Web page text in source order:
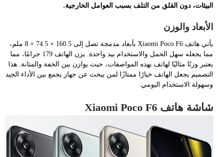
البيئات، دون القلق من التلف بسبب العوامل الخارجية.
الأبعاد والوزن
يأتي هاتف Xiaomi Poco F6 بأبعاد مدمجة تصل إلى 160.5 × 74.5 × 8 ملم،
مما يجعله سهل الحمل والاستخدام بيد واحدة. يزن الهاتف 179 جرامًا، مما
يعتبر وزنًا مثاليًا لهاتف بهذه المواصفات، حيث يوازن بين الخفة والمتانة. هذا
التصميم يجعل الهاتف خيارًا ممتازًا لمن يبحث عن جهاز يجمع بين الأداء الجيد
وسهولة الاستخدام اليومي.
شاشة هاتف Xiaomi Poco F6